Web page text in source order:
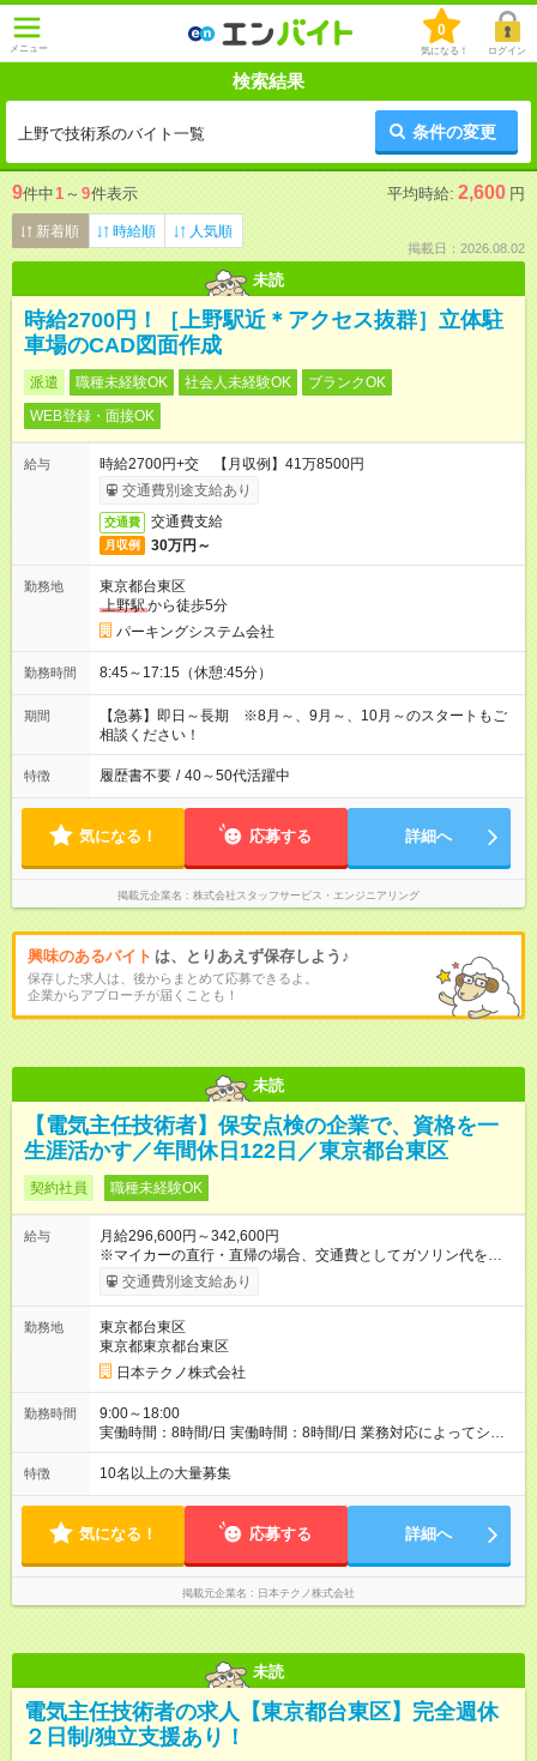
メニュー
0
気になる！ ログイン
検索結果
上野で技術系のバイト一覧 条件の変更
9件中1 ～ 9件表示 平均時給: 2,600 円
新着順 時給順 人気順
掲載日：2026.08.02
未読
時給2700円！［上野駅近＊アクセス抜群］立体駐
車場のCAD図面作成
派遣 職種未経験OK 社会人未経験OK
ブランクOK
WEB登録・面接OK
給与
時給2700円+交 【月収例】41万8500円
交通費別途支給あり
交通費 交通費支給
月収例 30万円～
勤務地
東京都台東区
上野駅から徒歩5分
パーキングシステム会社
勤務時間 8:45～17:15（休憩:45分）
期間
【急募】即日～長期 ※8月～、9月～、10月～のスタートもご
相談ください！
特徴 履歴書不要 / 40～50代活躍中
気になる！ 応募する 詳細へ
掲載元企業名 株式会社スタッフサービス・エンジニアリング
興味のあるバイト は、とりあえず保存しよう♪
保存した求人は、後からまとめて応募できるよ。
企業からアプローチが届くことも！
未読
【電気主任技術者】保安点検の企業で、資格を一
生涯活かす／年間休日122日／東京都台東区
契約社員 職種未経験OK
給与
月給296,600円～342,600円
※マイカーの直行・直帰の場合、交通費としてガソリン代を支給
します。 【試用期間】試用期間あり 試用期間の長さ：3ヶ月 雇
用形態、給与は本採用時と同じです。
交通費別途支給あり
勤務地
東京都台東区
東京都東京都台東区
日本テクノ株式会社
勤務時間
9:00～18:00
実働時間：8時間/日 実働時間：8時間/日 業務対応によってシフ
ト勤務もあります 勤務状況によっては土日祝日の作業出勤あ
り。 その場合、振替/代休の取得をして頂きます。
特徴 10名以上の大量募集
気になる！ 応募する 詳細へ
掲載元企業名 日本テクノ株式会社
未読
電気主任技術者の求人【東京都台東区】完全週休
２日制/独立支援あり！